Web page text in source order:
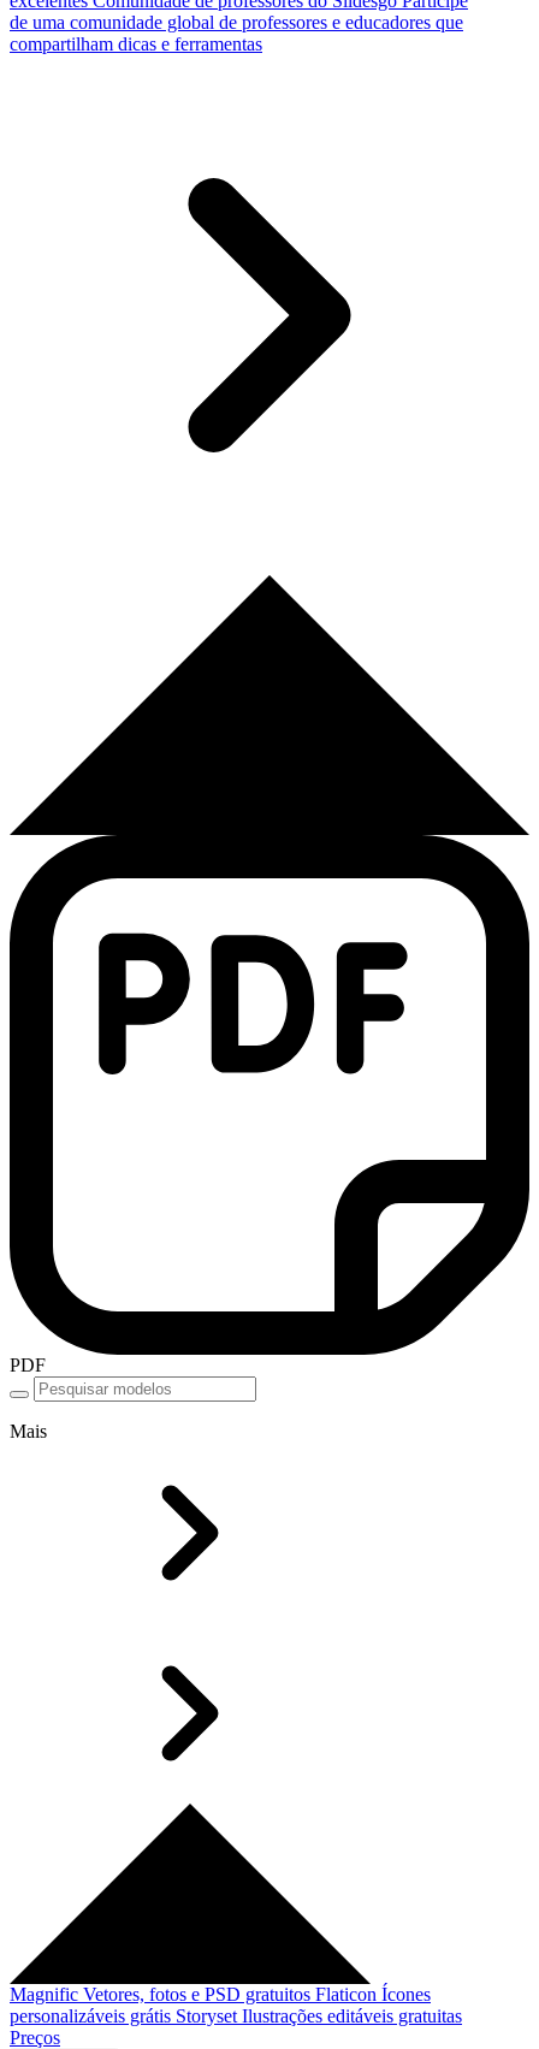
de uma comunidade global de professores e educadores que
compartilham dicas e ferramentas
PDF
Mais
Magnific Vetores, fotos e PSD gratuitos Flaticon Ícones
personalizáveis grátis Storyset Ilustrações editáveis gratuitas
Preços